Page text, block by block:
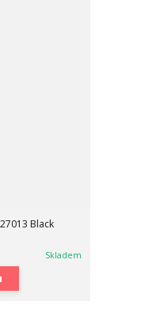
Black
Skladem